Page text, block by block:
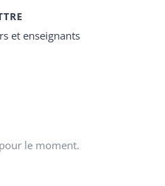
et enseignants
le moment.